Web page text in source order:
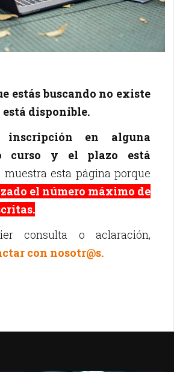
estás buscando no existe
disponible.
inscripción en alguna
curso y el plazo está
muestra esta página porque
el número máximo de
consulta o aclaración,
con nosotr@s.